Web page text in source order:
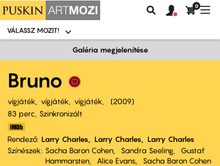
Moziválasztó
menü
VÁLASSZ MOZIT!
Keresés
Felhasználói
fiók
0
Galéria megjelenítése
Bruno
vígjáték vígjáték vígjáték
2009
83 perc,
Szinkronizált
Rendező Larry Charles Larry Charles
Larry Charles
Színészek
Sacha Baron Cohen Sandra Seeling
Gustaf
Hammarsten
Alice Evans
Sacha Baron Cohen